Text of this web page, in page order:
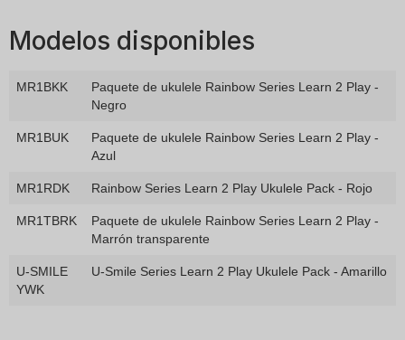
Modelos disponibles
MR1BKK
Paquete de ukulele Rainbow Series Learn 2 Play -
Negro
MR1BUK
Paquete de ukulele Rainbow Series Learn 2 Play -
Azul
MR1RDK Rainbow Series Learn 2 Play Ukulele Pack - Rojo
MR1TBRK
Paquete de ukulele Rainbow Series Learn 2 Play -
Marrón transparente
U-SMILE
YWK
U-Smile Series Learn 2 Play Ukulele Pack - Amarillo